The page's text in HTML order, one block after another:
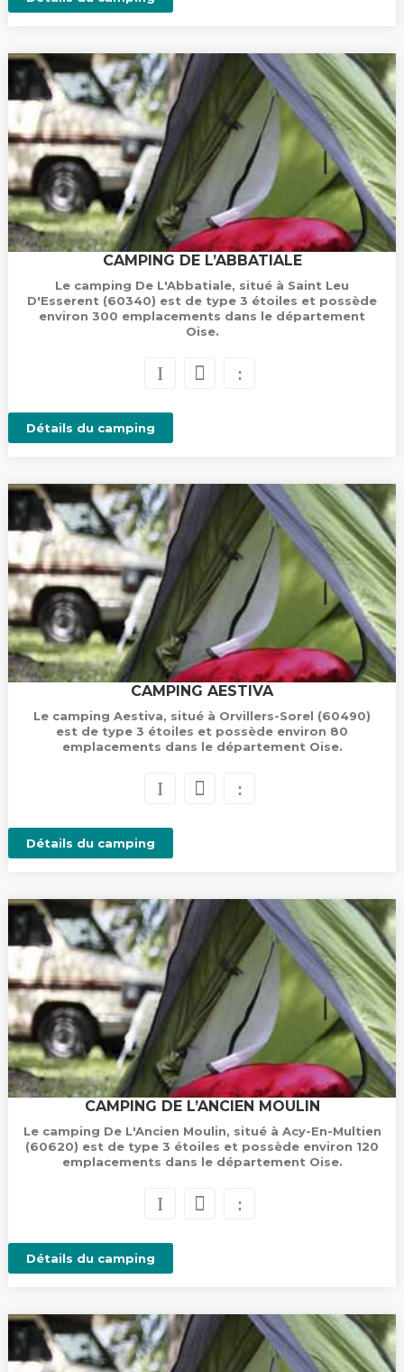
CAMPING DE L’ABBATIALE
Le camping De L'Abbatiale, situé à Saint Leu
D'Esserent (60340) est de type 3 étoiles et possède
environ 300 emplacements dans le département
Oise.
Détails du camping
CAMPING AESTIVA
Le camping Aestiva, situé à Orvillers-Sorel (60490)
est de type 3 étoiles et possède environ 80
emplacements dans le département Oise.
Détails du camping
CAMPING DE L’ANCIEN MOULIN
Le camping De L'Ancien Moulin, situé à Acy-En-Multien
(60620) est de type 3 étoiles et possède environ 120
emplacements dans le département Oise.
Détails du camping